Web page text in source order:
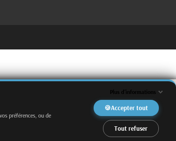
préférences, ou de
Plus d'informations
Accepter tout
Tout refuser